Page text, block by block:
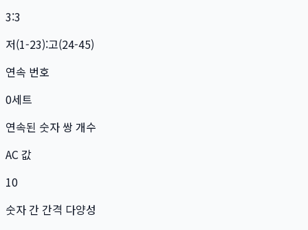
3:3
저(1-23):고(24-45)
연속 번호
0세트
연속된 숫자 쌍 개수
AC 값
10
숫자 간 간격 다양성